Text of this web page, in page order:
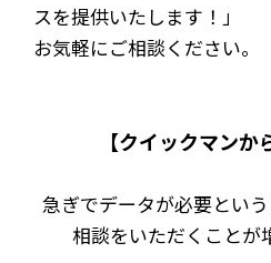
スを提供いたします！」
お気軽にご相談ください。
【クイックマンか
急ぎでデータが必要とい
相談をいただくことが